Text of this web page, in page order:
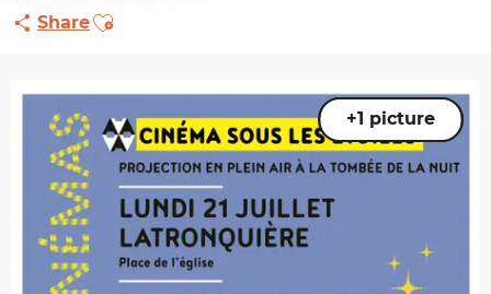
ShareAjouter aux favoris
+1 picture